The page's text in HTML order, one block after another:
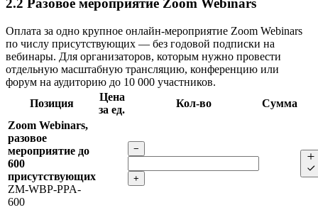
2.2 Разовое мероприятие Zoom Webinars
Оплата за одно крупное онлайн-мероприятие Zoom Webinars
по числу присутствующих — без годовой подписки на
вебинары. Для организаторов, которым нужно провести
отдельную масштабную трансляцию, конференцию или
форум на аудиторию до 10 000 участников.
Позиция
Цена
за ед.
Кол-во
Сумма
Zoom Webinars,
разовое
мероприятие до
600
присутствующих
ZM-WBP-PPA-
600
−
+